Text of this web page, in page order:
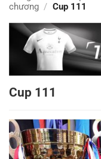
chương / Cup 111
Cup 111